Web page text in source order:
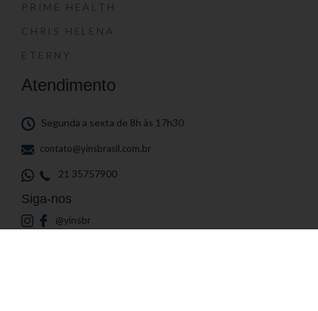
PRIME HEALTH
CHRIS HELENA
ETERNY
Atendimento
Segunda a sexta de 8h às 17h30
contato@yinsbrasil.com.br
21 35757900
Siga-nos
@yinsbr